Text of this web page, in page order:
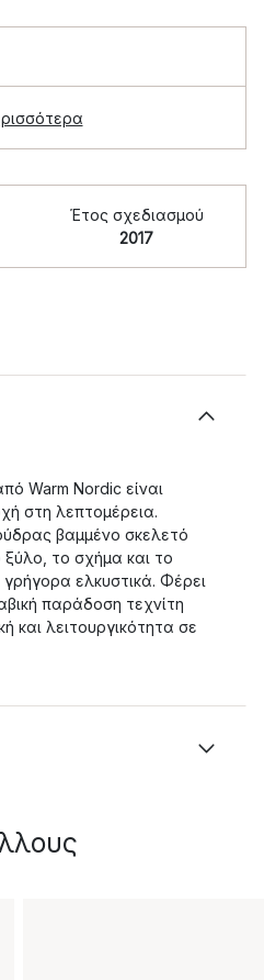
Έτος σχεδιασμού
2017
Warm Nordic είναι
στη λεπτομέρεια.
βαμμένο σκελετό
το σχήμα και το
γρήγορα ελκυστικά. Φέρει
παράδοση τεχνίτη
και λειτουργικότητα σε